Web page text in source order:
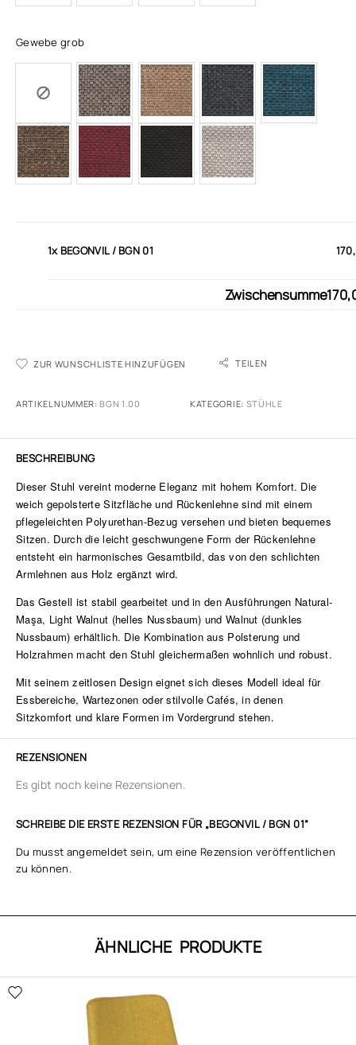
Gewebe grob
1xBEGONVIL / BGN 01
Zwischensumme
ZUR WUNSCHLISTE HINZUFÜGEN TEILEN
ARTIKELNUMMER:BGN 1.00 KATEGORIE: STÜHLE
BESCHREIBUNG
Dieser Stuhl vereint moderne Eleganz mit hohem Komfort. Die
weich gepolsterte Sitzfläche und Rückenlehne sind mit einem
pflegeleichten Polyurethan-Bezug versehen und bieten bequemes
Sitzen. Durch die leicht geschwungene Form der Rückenlehne
entsteht ein harmonisches Gesamtbild, das von den schlichten
Armlehnen aus Holz ergänzt wird.
Das Gestell ist stabil gearbeitet und in den Ausführungen Natural-
Maşa, Light Walnut (helles Nussbaum) und Walnut (dunkles
Nussbaum) erhältlich. Die Kombination aus Polsterung und
Holzrahmen macht den Stuhl gleichermaßen wohnlich und robust.
Mit seinem zeitlosen Design eignet sich dieses Modell ideal für
Essbereiche, Wartezonen oder stilvolle Cafés, in denen
Sitzkomfort und klare Formen im Vordergrund stehen.
REZENSIONEN
Es gibt noch keine Rezensionen.
SCHREIBE DIE ERSTE REZENSION FÜR „BEGONVIL / BGN 01“
Du musst angemeldet sein, um eine Rezension veröffentlichen
zu können.
ÄHNLICHE PRODUKTE